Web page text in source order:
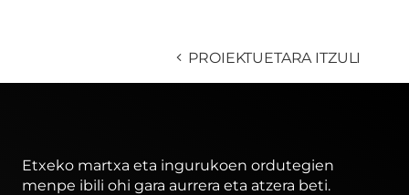
PROIEKTUETARA ITZULI
Etxeko martxa eta ingurukoen ordutegien
menpe ibili ohi gara aurrera eta atzera beti.